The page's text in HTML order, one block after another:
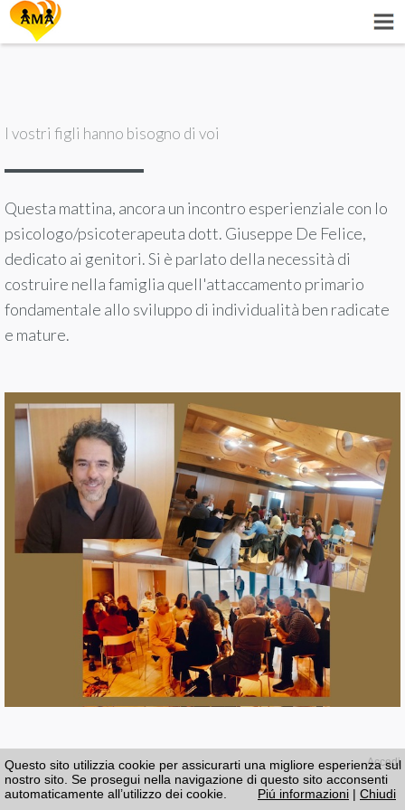
I vostri figli hanno bisogno di voi
Questa mattina, ancora un incontro esperienziale con lo
psicologo/psicoterapeuta dott. Giuseppe De Felice,
dedicato ai genitori. Si è parlato della necessità di
costruire nella famiglia quell'attaccamento primario
fondamentale allo sviluppo di individualità ben radicate
e mature.
Accedi
Questo sito utilizzia cookie per assicurarti una migliore esperienza sul
nostro sito. Se prosegui nella navigazione di questo sito acconsenti
automaticamente all’utilizzo dei cookie.
Piú informazioni | Chiudi